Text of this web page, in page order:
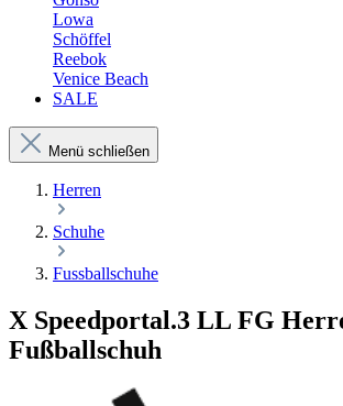
Lowa
Schöffel
Reebok
Venice Beach
SALE
Menü schließen
Herren
Schuhe
Fussballschuhe
X Speedportal.3 LL FG
Fußballschuh